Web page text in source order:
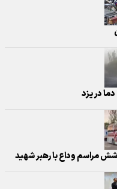
در یزد
مراسم وداع با رهبر شهید